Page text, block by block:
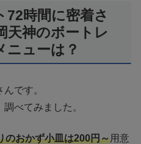
時間に密着さ
天神のボートレ
ニューは？
です。
べてみました。
のおかず小皿は200円～用意